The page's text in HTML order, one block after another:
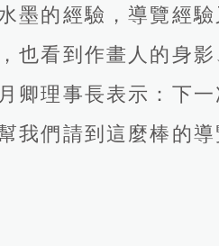
墨的經驗，導覽經
也看到作畫人的身
卿理事長表示：下
我們請到這麼棒的